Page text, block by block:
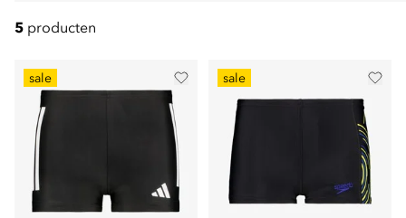
5 producten
sale sale